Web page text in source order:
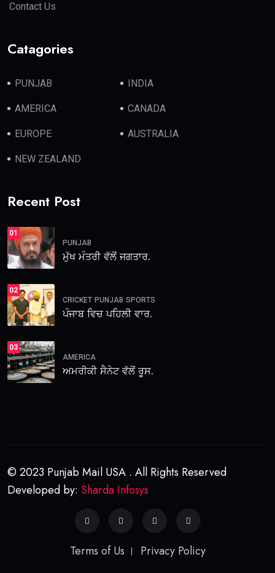
Contact Us
Catagories
PUNJAB INDIA
AMERICA CANADA
EUROPE AUSTRALIA
NEW ZEALAND
Recent Post
01
PUNJAB
ਮੁੱਖ ਮੰਤਰੀ ਵੱਲੋਂ ਜਗਤਾਰ.
02
CRICKET PUNJAB SPORTS
ਪੰਜਾਬ ਵਿਚ ਪਹਿਲੀ ਵਾਰ.
03
AMERICA
ਅਮਰੀਕੀ ਸੈਨੇਟ ਵੱਲੋਂ ਰੂਸ.
© 2023 Punjab Mail USA . All Rights Reserved
Developed by: Sharda Infosys
Terms of Us Privacy Policy